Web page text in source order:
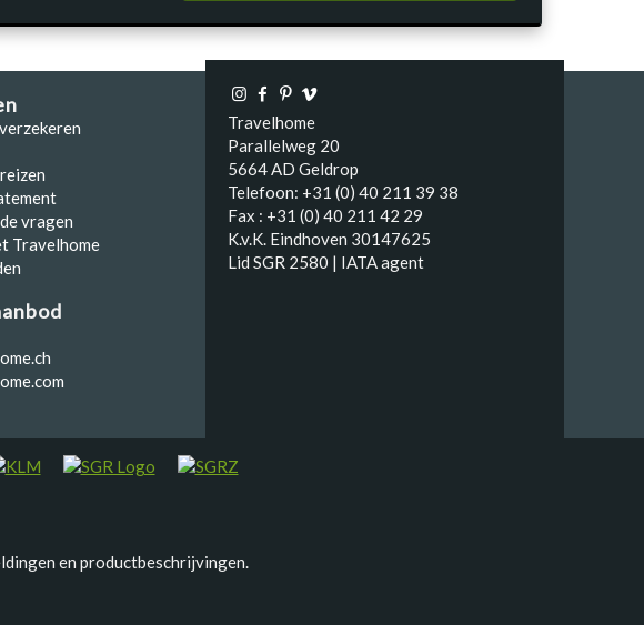
vragen
Travelhome
Travelhome
Parallelweg 20
5664 AD Geldrop
Telefoon: +31 (0) 40 211 39 38
Fax : +31 (0) 40 211 42 29
K.v.K. Eindhoven 30147625
Lid SGR 2580 | IATA agent
en productbeschrijvingen.